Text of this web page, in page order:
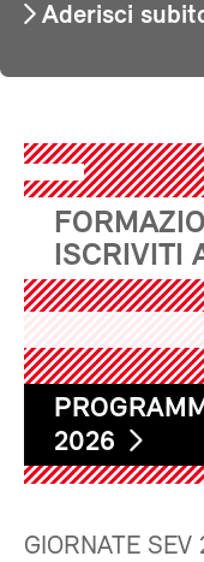
Aderisci
ISCRIVITI
2026
GIORNATE SEV